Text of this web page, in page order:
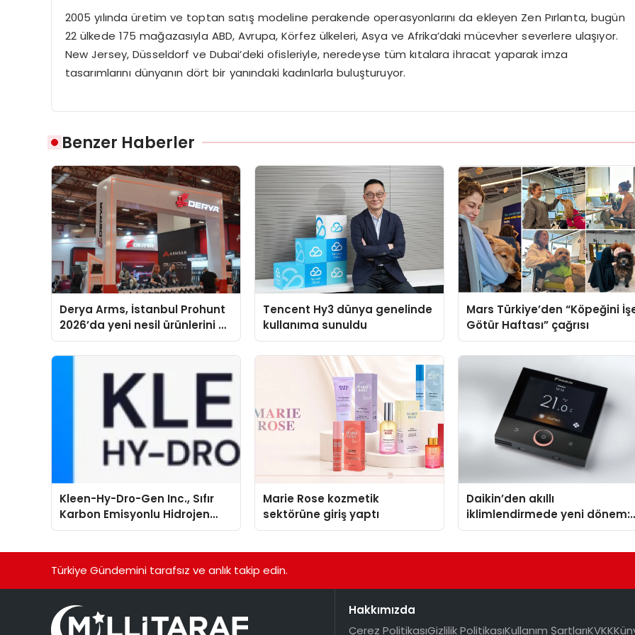
2005 yılında üretim ve toptan satış modeline perakende operasyonlarını da ekleyen Zen Pırlanta, bugün
22 ülkede 175 mağazasıyla ABD, Avrupa, Körfez ülkeleri, Asya ve Afrika’daki mücevher severlere ulaşıyor.
New Jersey, Düsseldorf ve Dubai’deki ofisleriyle, neredeyse tüm kıtalara ihracat yaparak imza
tasarımlarını dünyanın dört bir yanındaki kadınlarla buluşturuyor.
Benzer Haberler
Derya Arms, İstanbul Prohunt
2026’da yeni nesil ürünlerini ve
global marka vizyonunu
sergiledi
Tencent Hy3 dünya genelinde
kullanıma sunuldu
Mars Türkiye’den “Köpeğini
Götür Haftası” çağrısı
Kleen-Hy-Dro-Gen Inc., Sıfır
Karbon Emisyonlu Hidrojen
Isıtma Teknolojisinde ISO ve
Marie Rose kozmetik
sektörüne giriş yaptı
Daikin’den akıllı
iklimlendirmede yeni dönem:
Madoka Plus Türkiye’de
Türkiye Gündemini tarafsız ve anlık takip edin.
Hakkımızda
Çerez PolitikasıGizlilik PolitikasıKullanım ŞartlarıKVKK